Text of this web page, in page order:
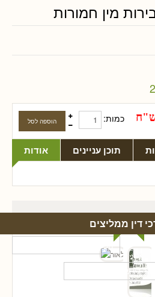
מין חמורות
כמות:
אודות תוכן עניינים
דין ממליצים